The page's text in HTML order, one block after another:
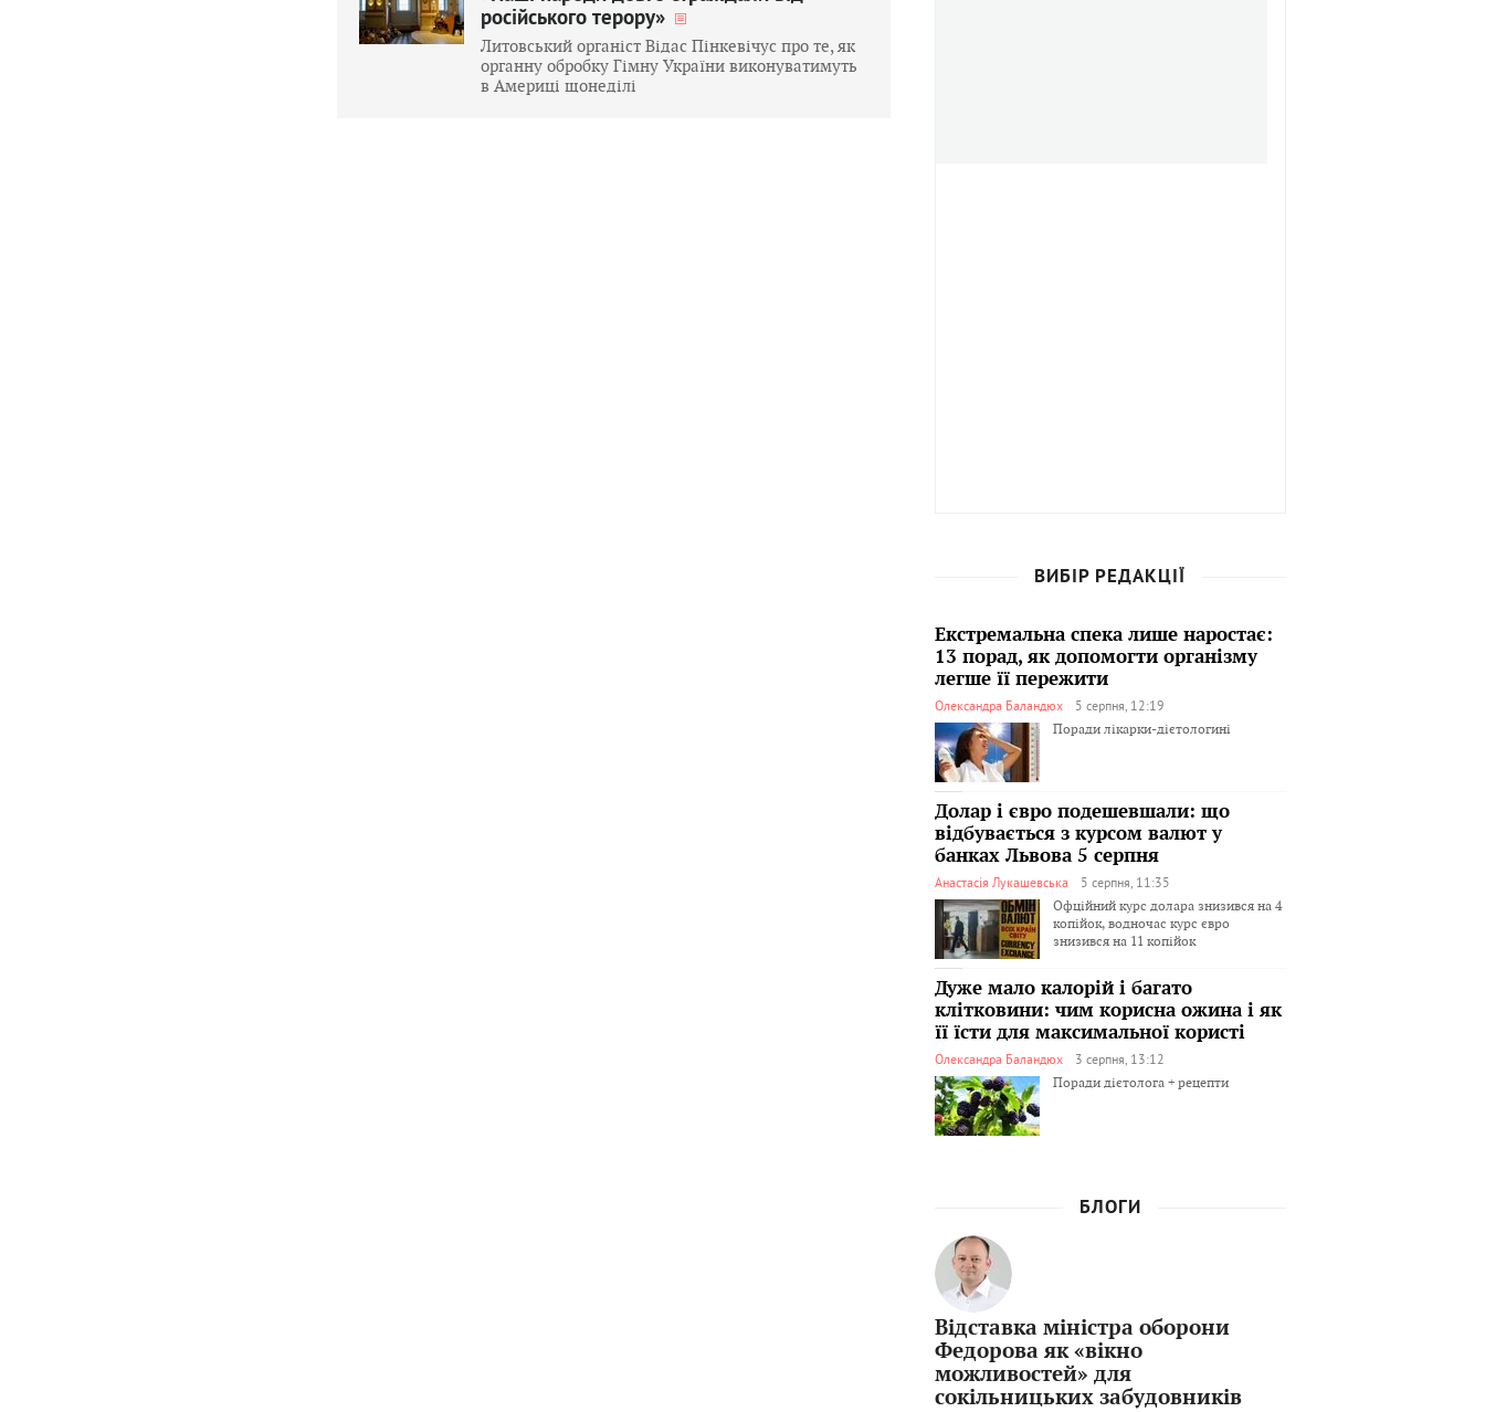
російського терору»
Литовський органіст Відас Пінкевічус про те, як
органну обробку Гімну України виконуватимуть
в Америці щонеділі
ВИБІР РЕДАКЦІЇ
Екстремальна спека лише наростає:
13 порад, як допомогти організму
легше її пережити
Олександра Баландюх
5 серпня, 12:19
Поради лікарки-дієтологині
Долар і євро подешевшали: що
відбувається з курсом валют у
банках Львова 5 серпня
Анастасія Лукашевська
5 серпня, 11:35
Офційний курс долара знизився на 4
копійок, водночас курс євро
знизився на 11 копійок
Дуже мало калорій і багато
клітковини: чим корисна ожина і як
її їсти для максимальної користі
Олександра Баландюх
3 серпня, 13:12
Поради дієтолога + рецепти
БЛОГИ
Відставка міністра оборони
Федорова як «вікно
можливостей» для
сокільницьких забудовників